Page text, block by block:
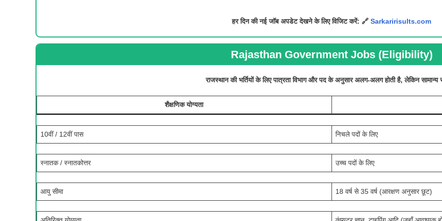
हर दिन की नई जॉब अपडेट देखने के लिए विजिट करें: 🔗 Sarkaririsults.com
Rajasthan Government Jobs (Eligibility)
राजस्थान की भर्तियों के लिए पात्रता विभाग और पद के अनुसार अलग-अलग होती है, लेकिन
शैक्षणिक योग्यता
10वीं / 12वीं पास निचले पदों के लिए
स्नातक / स्नातकोत्तर उच्च पदों के लिए
आयु सीमा 18 वर्ष से 35 वर्ष (आरक्षण अनुसार छूट)